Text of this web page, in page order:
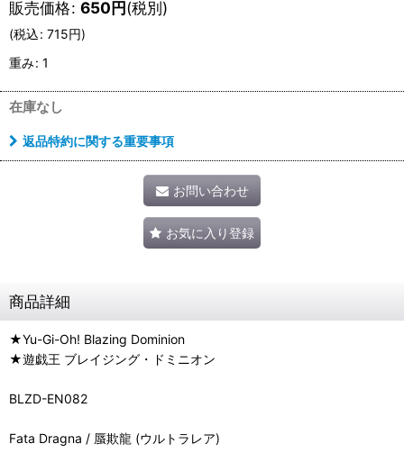
販売価格: 650円(税別)
(税込: 715円)
重み: 1
在庫なし
返品特約に関する重要事項
お問い合わせ
お気に入り登録
商品詳細
★Yu-Gi-Oh! Blazing Dominion
★遊戯王 ブレイジング・ドミニオン
BLZD-EN082
Fata Dragna / 蜃欺龍 (ウルトラレア)